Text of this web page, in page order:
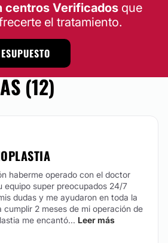
centros Verificados que
el tratamiento.
(12)
haberme operado con el doctor
equipo super preocupados 24/7
dudas y me ayudaron en toda la
cumplir 2 meses de mi operación de
me encantó... Leer más